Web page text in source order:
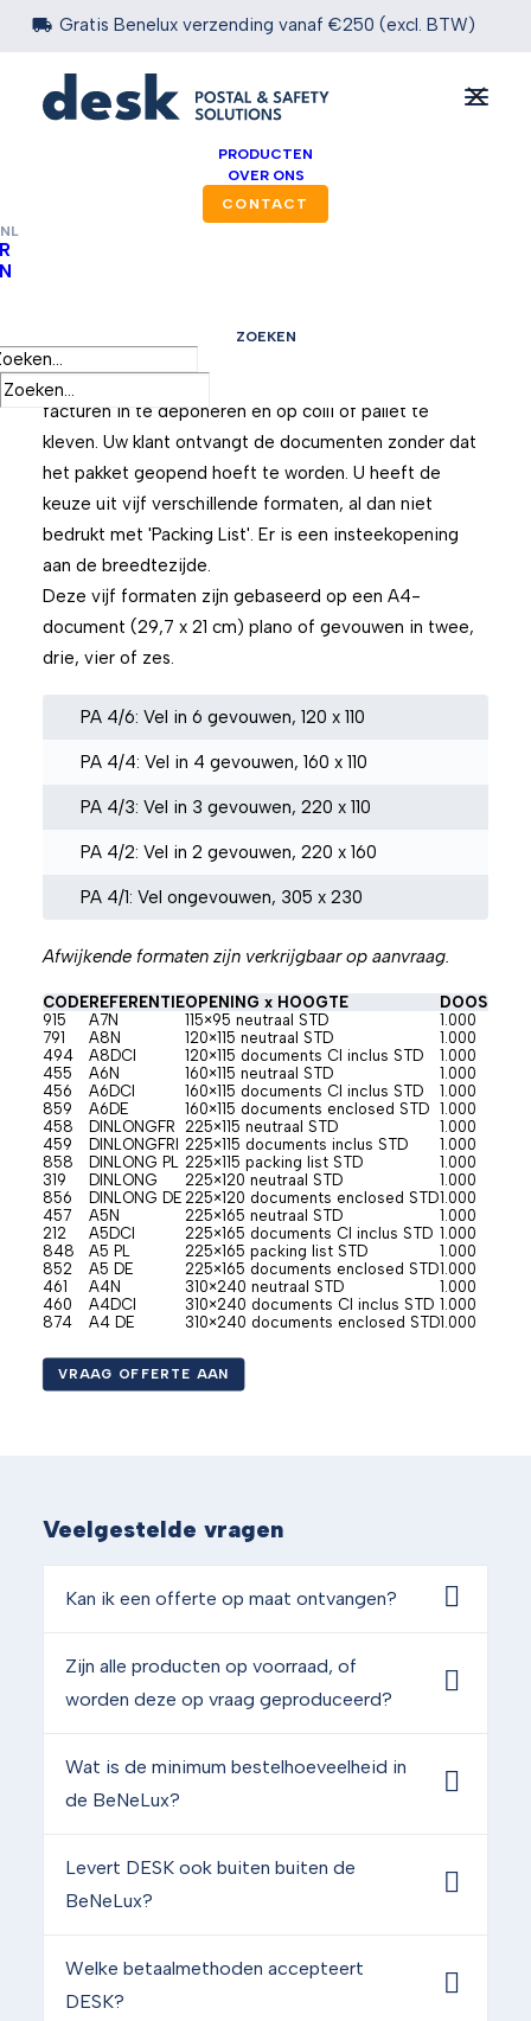
 Gratis Benelux verzending vanaf €250 (excl. BTW)
PRODUCTEN
OVER ONS
CONTACT
NL
ZOEKEN
Ontdek ons gamma in packinglists of
documentenzakjes. Geschikt om leveringsnota en/of
facturen in te deponeren en op colli of pallet te
kleven. Uw klant ontvangt de documenten zonder dat
het pakket geopend hoeft te worden. U heeft de
keuze uit vijf verschillende formaten, al dan niet
bedrukt met 'Packing List'. Er is een insteekopening
aan de breedtezijde.
Deze vijf formaten zijn gebaseerd op een A4-
document (29,7 x 21 cm) plano of gevouwen in twee,
drie, vier of zes.
PA 4/6: Vel in 6 gevouwen, 120 x 110
PA 4/4: Vel in 4 gevouwen, 160 x 110
PA 4/3: Vel in 3 gevouwen, 220 x 110
PA 4/2: Vel in 2 gevouwen, 220 x 160
PA 4/1: Vel ongevouwen, 305 x 230
Afwijkende formaten zijn verkrijgbaar op aanvraag.
CODEREFERENTIEOPENING x HOOGTE
DOOS
915
A7N 115×95 neutraal STD
1.000
791
A8N 120×115 neutraal STD
1.000
494
A8DCI 120×115 documents CI inclus STD
1.000
455
A6N 160×115 neutraal STD
1.000
456
A6DCI 160×115 documents CI inclus STD
1.000
859
A6DE 160×115 documents enclosed STD 1.000
458
DINLONGFR 225×115 neutraal STD
1.000
459
DINLONGFRI 225×115 documents inclus STD
1.000
858
DINLONG PL 225×115 packing list STD
1.000
319
DINLONG 225×120 neutraal STD
1.000
856
DINLONG DE 225×120 documents enclosed STD1.000
457
A5N 225×165 neutraal STD
1.000
212
A5DCI 225×165 documents CI inclus STD 1.000
848
A5 PL 225×165 packing list STD
1.000
852
A5 DE 225×165 documents enclosed STD1.000
461
A4N 310×240 neutraal STD
1.000
460
A4DCI 310×240 documents CI inclus STD 1.000
874
A4 DE 310×240 documents enclosed STD1.000
VRAAG OFFERTE AAN
Veelgestelde vragen
Kan ik een offerte op maat ontvangen?
Zijn alle producten op voorraad, of
worden deze op vraag geproduceerd?
Wat is de minimum bestelhoeveelheid in
de BeNeLux?
Levert DESK ook buiten buiten de
BeNeLux?
Welke betaalmethoden accepteert
DESK?